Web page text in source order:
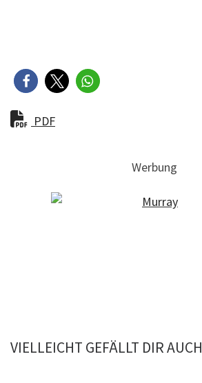
PDF
Werbung
VIELLEICHT GEFÄLLT DIR AUCH